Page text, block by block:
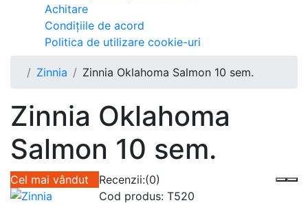
Achitare
Condițiile de acord
Politica de utilizare cookie-uri
Zinnia Zinnia Oklahoma Salmon 10 sem.
Zinnia Oklahoma
Salmon 10 sem.
Cel mai vândut Recenzii:(0)
Cod produs: T520